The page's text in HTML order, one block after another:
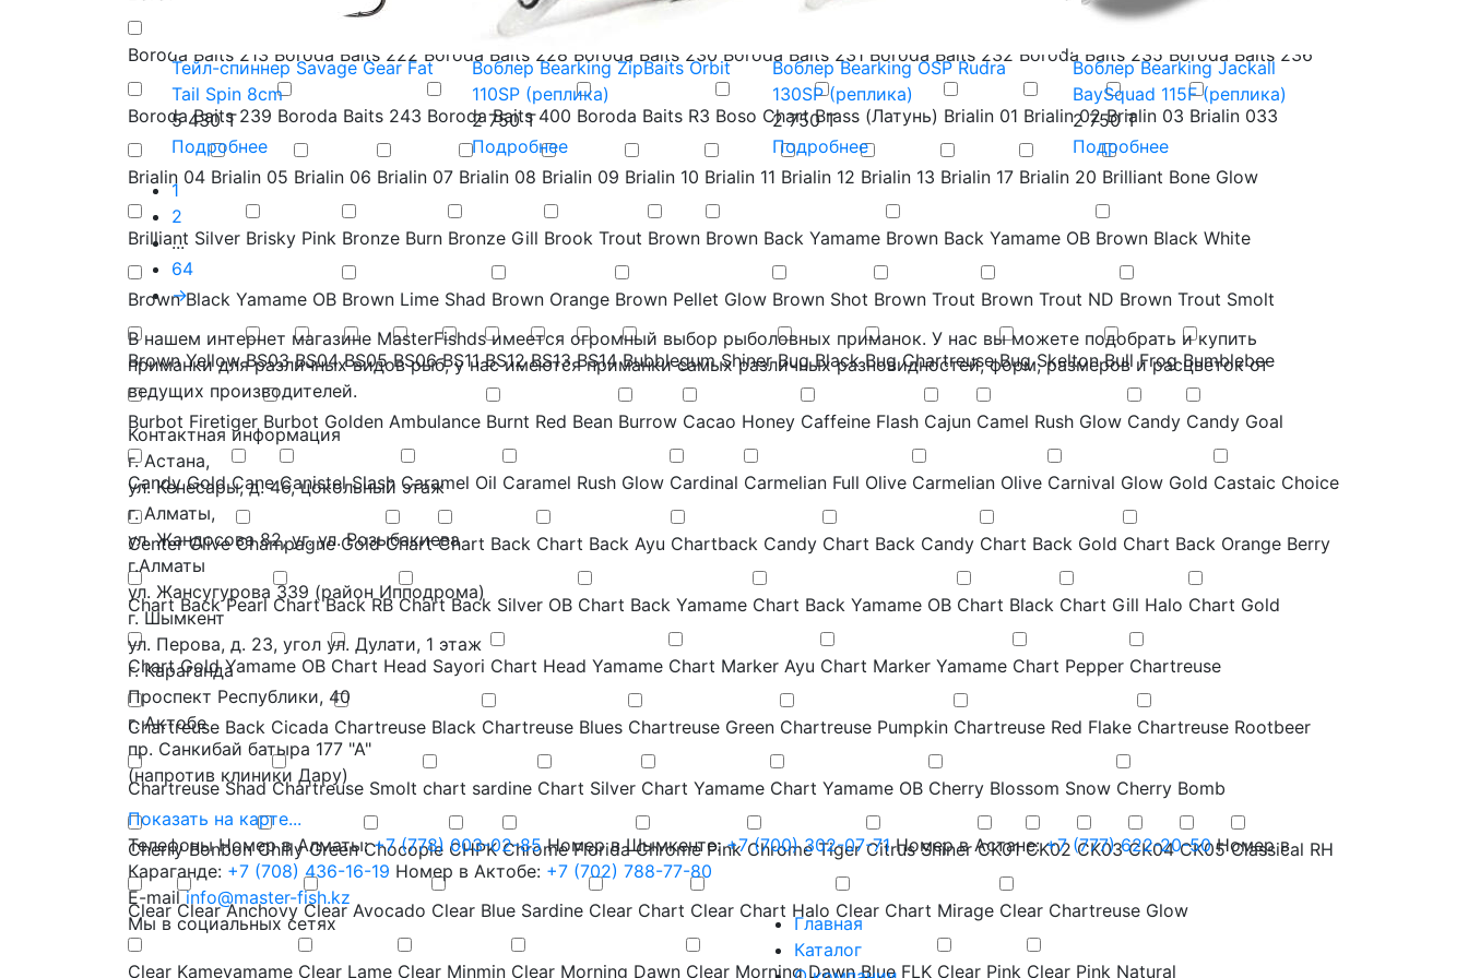
Boroda Baits 213 Boroda Baits 222 Boroda Baits 228 Boroda Baits 230 Boroda Baits 231 Boroda Baits 232 Boroda Baits 235 Boroda Baits 236
Boroda Baits 239 Boroda Baits 243 Boroda Baits 400 Boroda Baits R3 Boso Chart Brass (Латунь) Brialin 01 Brialin 02 Brialin 03 Brialin 033
Brialin 04 Brialin 05 Brialin 06 Brialin 07 Brialin 08 Brialin 09 Brialin 10 Brialin 11 Brialin 12 Brialin 13 Brialin 17 Brialin 20 Brilliant Bone Glow
Brilliant Silver Brisky Pink Bronze Burn Bronze Gill Brook Trout Brown Brown Back Yamame Brown Back Yamame OB Brown Black White
Brown Black Yamame OB Brown Lime Shad Brown Orange Brown Pellet Glow Brown Shot Brown Trout Brown Trout ND Brown Trout Smolt
Brown Yellow BS03 BS04 BS05 BS06 BS11 BS12 BS13 BS14 Bubblegum Shiner Bug Black Bug Chartreuse Bug Skelton Bull Frog Bumblebee
Burbot Firetiger Burbot Golden Ambulance Burnt Red Bean Burrow Cacao Honey Caffeine Flash Cajun Camel Rush Glow Candy Candy Goal
Candy Gold Cane Canistel Slash Caramel Oil Caramel Rush Glow Cardinal Carmelian Full Olive Carmelian Olive Carnival Glow Gold Castaic Choice
Center Olive Champagne Gold Chart Chart Back Chart Back Ayu Chartback Candy Chart Back Candy Chart Back Gold Chart Back Orange Berry
Chart Back Pearl Chart Back RB Chart Back Silver OB Chart Back Yamame Chart Back Yamame OB Chart Black Chart Gill Halo Chart Gold
Chart Gold Yamame OB Chart Head Sayori Chart Head Yamame Chart Marker Ayu Chart Marker Yamame Chart Pepper Chartreuse
Chartreuse Back Cicada Chartreuse Black Chartreuse Blues Chartreuse Green Chartreuse Pumpkin Chartreuse Red Flake Chartreuse Rootbeer
Chartreuse Shad Chartreuse Smolt chart sardine Chart Silver Chart Yamame Chart Yamame OB Cherry Blossom Snow Cherry Bomb
Cherry Bonbon Chilly Green Chocopie CHPK Chrome Florida Chrome Pink Chrome Tiger Citrus Shiner CK01 CK02 CK03 CK04 CK05 Classical RH
Clear Clear Anchovy Clear Avocado Clear Blue Sardine Clear Chart Clear Chart Halo Clear Chart Mirage Clear Chartreuse Glow
Clear Kameyamame Clear Lame Clear Minmin Clear Morning Dawn Clear Morning Dawn Blue FLK Clear Pink Clear Pink Natural
Тейл-спиннер Savage Gear Fat
Tail Spin 8cm
5 430 T
Подробнее
Воблер Bearking ZipBaits Orbit
110SP (реплика)
2 750 T
Подробнее
Воблер Bearking OSP Rudra
130SP (реплика)
2 750 T
Подробнее
Воблер Bearking Jackall
BaySquad 115F (реплика)
2 750 T
Подробнее
1
2
...
64
→
В нашем интернет магазине MasterFishds имеется огромный выбор рыболовных приманок. У нас вы можете подобрать и купить
приманки для различных видов рыб, у нас имеются приманки самых различных разновидностей, форм, размеров и расцветок от
ведущих производителей.
Контактная информация
г. Астана,
ул. Кенесары, д. 46, цокольный этаж
г. Алматы,
ул. Жандосова 82, уг. ул. Розыбакиева
г.Алматы
ул. Жансугурова 339 (район Ипподрома)
г. Шымкент
ул. Перова, д. 23, угол ул. Дулати, 1 этаж
г. Караганда
Проспект Республики, 40
г. Актобе
пр. Санкибай батыра 177 "А"
(напротив клиники Дару)
Показать на карте...
ТелефоныНомер в Алматы:+7 (778) 003-02-85Номер в Шымкенте:+7 (700) 302-07-71Номер в Астане:+7 (777) 622-20-50Номер в
Караганде: +7 (708) 436-16-19 Номер в Актобе: +7 (702) 788-77-80
E-mail info@master-fish.kz
Мы в социальных сетях
Главная
Каталог